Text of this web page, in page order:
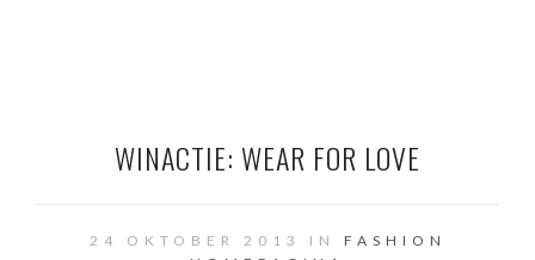
WINACTIE: WEAR FOR LOVE
24 OKTOBER 2013 IN FASHION